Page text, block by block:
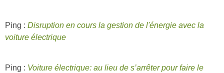
Ping : Disruption en cours la gestion de l'énergie avec la
voiture électrique
Ping : Voiture électrique: au lieu de s’arrêter pour faire le